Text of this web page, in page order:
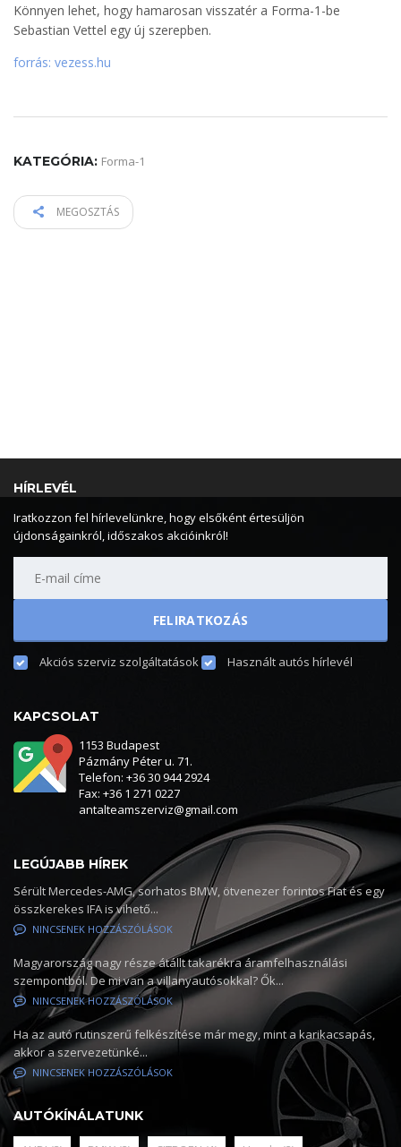
Könnyen lehet, hogy hamarosan visszatér a Forma-1-be
Sebastian Vettel egy új szerepben.
forrás: vezess.hu
KATEGÓRIA: Forma-1
MEGOSZTÁS
HÍRLEVÉL
Iratkozzon fel hírlevelünkre, hogy elsőként értesüljön
újdonságainkról, időszakos akcióinkról!
Akciós szerviz szolgáltatások Használt autós hírlevél
KAPCSOLAT
1153 Budapest
Pázmány Péter u. 71.
Telefon: +36 30 944 2924
Fax: +36 1 271 0227
antalteamszerviz@gmail.com
LEGÚJABB HÍREK
Sérült Mercedes-AMG, sorhatos BMW, ötvenezer forintos Fiat és egy
összkerekes IFA is vihető...
NINCSENEK HOZZÁSZÓLÁSOK
Magyarország nagy része átállt takarékra áramfelhasználási
szempontból. De mi van a villanyautósokkal? Ők...
NINCSENEK HOZZÁSZÓLÁSOK
Ha az autó rutinszerű felkészítése már megy, mint a karikacsapás,
akkor a szervezetünké...
NINCSENEK HOZZÁSZÓLÁSOK
AUTÓKÍNÁLATUNK